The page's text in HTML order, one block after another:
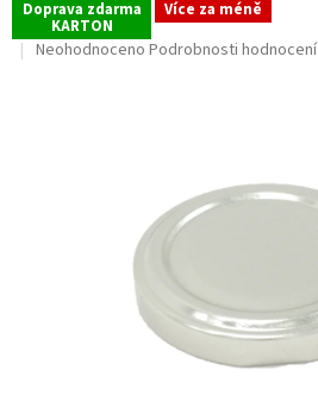
Doprava zdarma
KARTON
Více za méně
Průměrné
Neohodnoceno Podrobnosti hodnocení